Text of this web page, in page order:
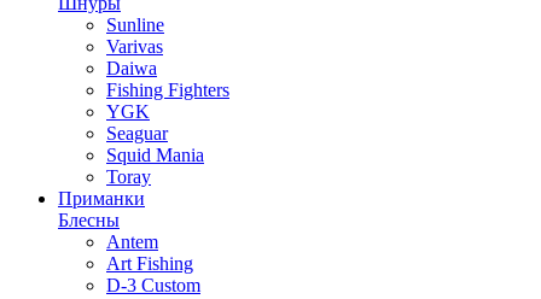
Sunline
Varivas
Daiwa
Fishing Fighters
YGK
Seaguar
Squid Mania
Toray
Приманки
Блесны
Antem
Art Fishing
D-3 Custom